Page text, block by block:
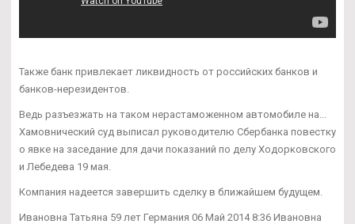
Также банк привлекает ликвидность от российских банков и
банков-нерезидентов.
Ведь разъезжать на таком нерастаможенном автомобиле на...
Хамовнический суд выписал руководителю Сбербанка повестку
о явке на заседание для дачи показаний по делу Ходорковского
и Лебедева 19 мая.
Компания надеется завершить сделку в ближайшем будущем.
Ивановна Татьяна 59 лет Германия 06 Май 2014 8:36 Ивановна